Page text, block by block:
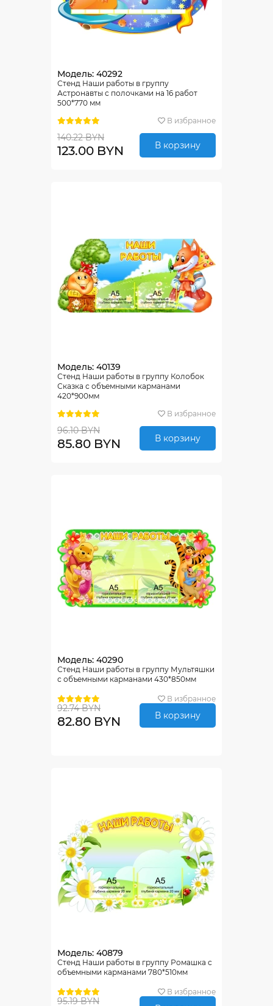
Модель: 40292
Стенд Наши работы в группу
Астронавты с полочками на 16 работ
500*770 мм
В избранное
140.22 BYN
123.00 BYN В корзину
Модель: 40139
Стенд Наши работы в группу Колобок
Сказка с объемными карманами
420*900мм
В избранное
96.10 BYN
85.80 BYN В корзину
Модель: 40290
Стенд Наши работы в группу Мультяшки
с объемными карманами 430*850мм
В избранное
92.74 BYN
82.80 BYN В корзину
Модель: 40879
Стенд Наши работы в группу Ромашка с
объемными карманами 780*510мм
В избранное
95.19 BYN